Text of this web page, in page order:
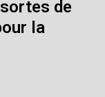
de
la